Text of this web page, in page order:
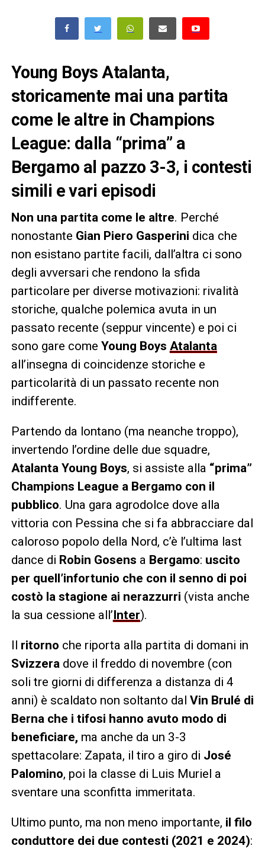
Young Boys Atalanta,
storicamente mai una partita
come le altre in Champions
League: dalla “prima” a
Bergamo al pazzo 3-3, i contesti
simili e vari episodi
Non una partita come le altre. Perché
nonostante Gian Piero Gasperini dica che
non esistano partite facili, dall’altra ci sono
degli avversari che rendono la sfida
particolare per diverse motivazioni: rivalità
storiche, qualche polemica avuta in un
passato recente (seppur vincente) e poi ci
sono gare come Young Boys Atalanta
all’insegna di coincidenze storiche e
particolarità di un passato recente non
indifferente.
Partendo da lontano (ma neanche troppo),
invertendo l’ordine delle due squadre,
Atalanta Young Boys, si assiste alla “prima”
Champions League a Bergamo con il
pubblico. Una gara agrodolce dove alla
vittoria con Pessina che si fa abbracciare dal
caloroso popolo della Nord, c’è l’ultima last
dance di Robin Gosens a Bergamo: uscito
per quell’infortunio che con il senno di poi
costò la stagione ai nerazzurri (vista anche
la sua cessione all’ Inter).
ritorno che riporta alla partita di domani in
Svizzera dove il freddo di novembre (con
soli tre giorni di differenza a distanza di 4
anni) è scaldato non soltanto dal Vin Brulé di
Berna che i tifosi hanno avuto modo di
beneficiare, ma anche da un 3-3
spettacolare: Zapata, il tiro a giro di José
Palomino, poi la classe di Luis Muriel a
sventare una sconfitta immeritata.
Ultimo punto, ma non meno importante, il filo
conduttore dei due contesti (2021 e 2024):